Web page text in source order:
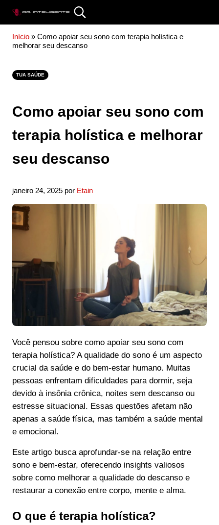
DR. INTELIGENTE
Search...
Início» Como apoiar seu sono com terapia holística e
melhorar seu descanso
TUA SAÚDE
Como apoiar seu sono com
terapia holística e melhorar
seu descanso
janeiro 24, 2025 por Etain
Você pensou sobre como apoiar seu sono com
terapia holística? A qualidade do sono é um aspecto
crucial da saúde e do bem-estar humano. Muitas
pessoas enfrentam dificuldades para dormir, seja
devido à insônia crônica, noites sem descanso ou
estresse situacional. Essas questões afetam não
apenas a saúde física, mas também a saúde mental
e emocional.
Este artigo busca aprofundar-se na relação entre
sono e bem-estar, oferecendo insights valiosos
sobre como melhorar a qualidade do descanso e
restaurar a conexão entre corpo, mente e alma.
O que é terapia holística?